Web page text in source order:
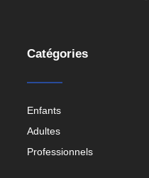
Catégories
Enfants
Adultes
Professionnels